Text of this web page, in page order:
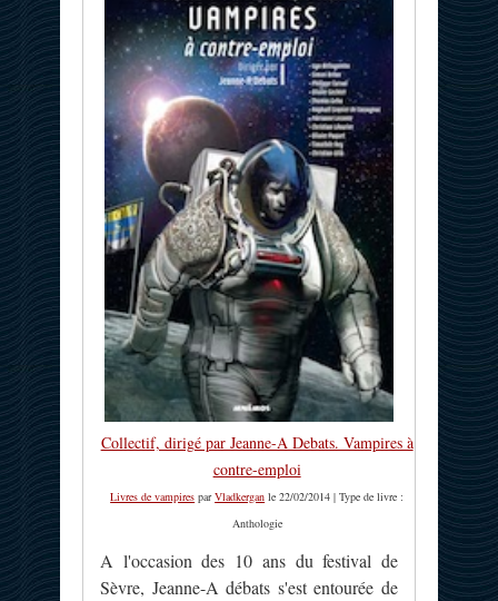
Collectif, dirigé par Jeanne-A Debats. Vampires à
contre-emploi
Livres de vampires parVladkergan le 22/02/2014 | Type de livre :
Anthologie
A l'occasion des 10 ans du festival de
Sèvre, Jeanne-A débats s'est entourée de